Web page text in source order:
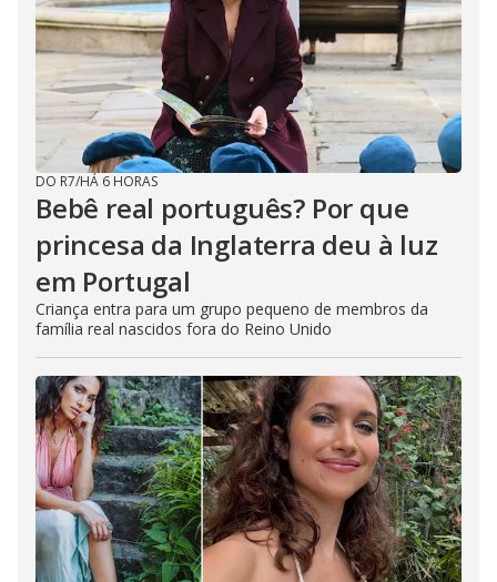
DO R7/HÁ 6 HORAS
Bebê real português? Por que
princesa da Inglaterra deu à luz
em Portugal
Criança entra para um grupo pequeno de membros da
família real nascidos fora do Reino Unido